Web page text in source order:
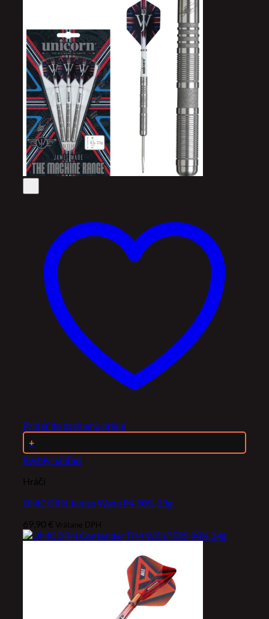
Pridať do zoznamu prianí
+
Rýchly náhľad
Hráči
UNICORN James Wade P4 90% 23g
69,90 € Vrátane DPH